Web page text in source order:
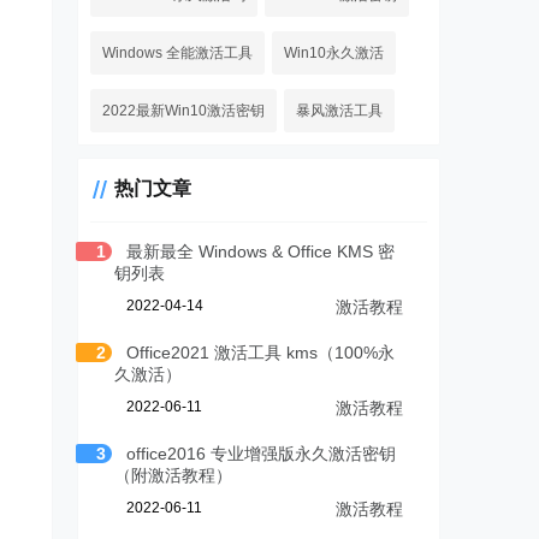
Windows 全能激活工具 Win10永久激活
2022最新Win10激活密钥 暴风激活工具
热门文章
1
最新最全 Windows & Office KMS 密
钥列表
2022-04-14 激活教程
2
Office2021 激活工具 kms（100%永
久激活）
2022-06-11 激活教程
3
office2016 专业增强版永久激活密钥
（附激活教程）
2022-06-11 激活教程